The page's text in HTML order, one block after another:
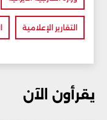
التقارير الإعلامية
يقرأون الآن